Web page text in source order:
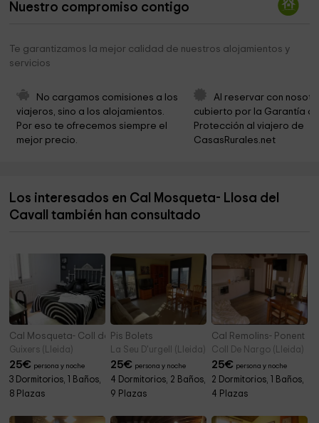
Parròquia de Sant Llorenç 1,6 km
Ayuntamiento de Sant Llorenç de Morunys
Ermita de Mare de Déu de la Mercè
Ayuntamiento De Guixers
Ayuntamiento de la Coma i la Pedra 2,8 km
Sant Climens 3,5 km
Nuestro compromiso contigo
Te garantizamos la mejor calidad de nuestros alojamientos y
servicios
No cargamos comisiones a los
viajeros, sino a los alojamientos.
Por eso te ofrecemos siempre el
mejor precio.
Al reservar con
cubierto por la Garantía
Protección al viajero de
CasasRurales.net
Los interesados en Cal Mosqueta- Llosa del
Cavall también han consultado
Cal Mosqueta- Coll de Jou
Guixers (Lleida)
25€ persona y noche
3 Dormitorios, 1 Baños,
8 Plazas
Pis Bolets
La Seu D'urgell (Lleida)
25€ persona y noche
4 Dormitorios, 2 Baños,
9 Plazas
Cal Remolins- Ponent
Coll De Nargo (Lleida)
25€ persona y noche
2 Dormitorios, 1 Baños,
4 Plazas